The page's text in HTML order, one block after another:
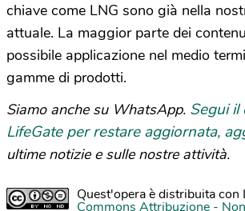
chiave come LNG sono già nella
attuale. La maggior parte dei
possibile applicazione nel medio
gamme di prodotti.
Siamo anche su WhatsApp. Segui il
LifeGate per restare aggiornata,
ultime notizie e sulle nostre attività.
Quest'opera è distribuita con
Commons Attribuzione -